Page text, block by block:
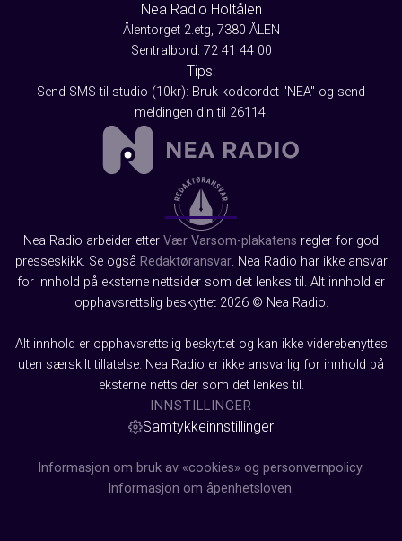
Nea Radio Holtålen
Ålentorget 2.etg, 7380 ÅLEN
Sentralbord: 72 41 44 00
Tips:
Send SMS til studio (10kr): Bruk kodeordet "NEA" og send
meldingen din til 26114.
Nea Radio arbeider etter Vær Varsom-plakatens regler for god
presseskikk. Se også Redaktøransvar. Nea Radio har ikke ansvar
for innhold på eksterne nettsider som det lenkes til. Alt innhold er
opphavsrettslig beskyttet 2026 © Nea Radio.
Alt innhold er opphavsrettslig beskyttet og kan ikke viderebenyttes
uten særskilt tillatelse. Nea Radio er ikke ansvarlig for innhold på
eksterne nettsider som det lenkes til.
INNSTILLINGER
Samtykkeinnstillinger
Informasjon om bruk av «cookies» og personvernpolicy.
Informasjon om åpenhetsloven.